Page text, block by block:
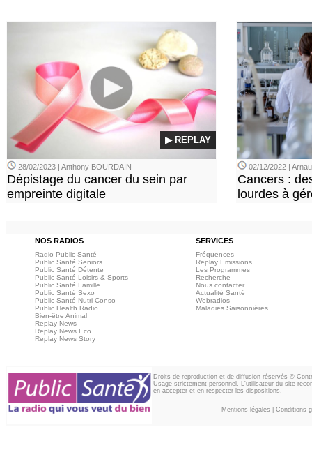
▶ REPLAY
28/02/2023 | Anthony BOURDAIN
Dépistage du cancer du sein par
empreinte digitale
02/12/2022 |
Cancers :
lourdes à
NOS RADIOS SERVICES
Radio Public Santé
Public Santé Seniors
Public Santé Détente
Public Santé Loisirs & Sports
Public Santé Famille
Public Santé Sexo
Public Santé Nutri-Conso
Public Health Radio
Bien-être Animal
Replay News
Replay News Eco
Replay News Story
Fréquences
Replay Emissions
Les Programmes
Recherche
Nous contacter
Actualité Santé
Webradios
Maladies Saisonnières
Droits de reproduction et de diffusion réservés ©
Usage strictement personnel. L'utilisateur du site
en accepter et en respecter les dispositions.
Mentions légales Conditions